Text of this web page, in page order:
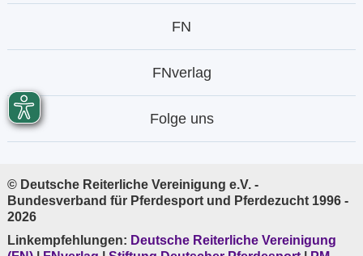
FN
FNverlag
Folge uns
© Deutsche Reiterliche Vereinigung e.V. -
Bundesverband für Pferdesport und Pferdezucht 1996 -
2026
Linkempfehlungen: Deutsche Reiterliche Vereinigung